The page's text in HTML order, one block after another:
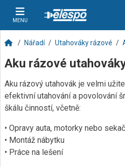
MENU
Nářadí Utahováky rázové
Aku rázové
Aku rázový utahovák je velmi
efektivní utahování a povolování
škálu činností, včetně:
• Opravy auta, motorky nebo
• Montáž nábytku
• Práce na lešení